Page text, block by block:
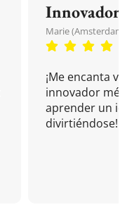
Innovador
Marie (Amsterdam,
¡Me encanta
innovador
aprender un
divirtiéndose!